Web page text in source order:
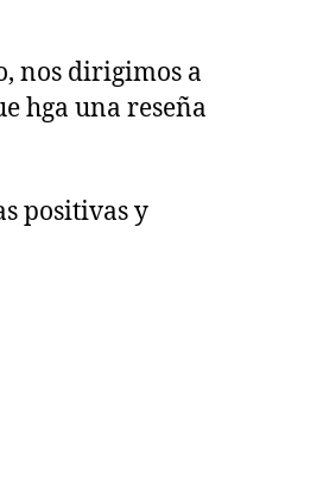
nos dirigimos a
hga una reseña
positivas y